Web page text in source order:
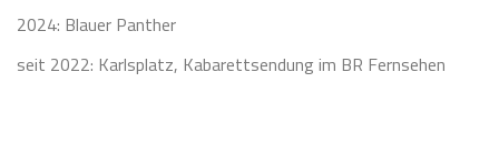
2024: Blauer Panther
seit 2022: Karlsplatz, Kabarettsendung im BR Fernsehen